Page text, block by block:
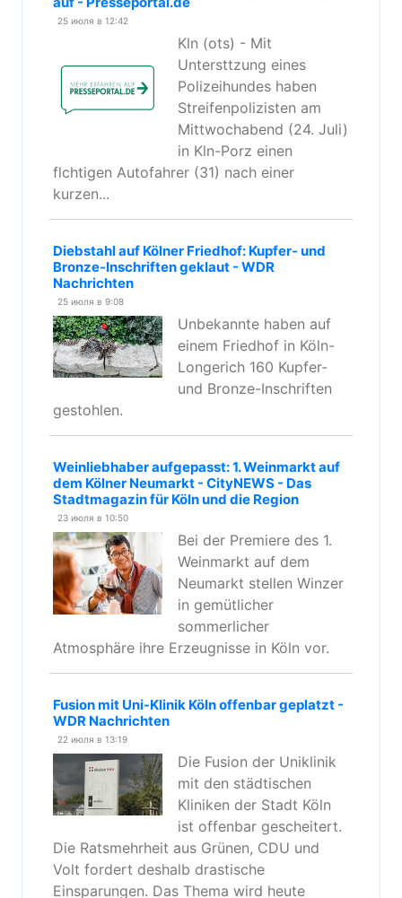
25 июля в 12:42
Kln (ots) - Mit
Untersttzung eines
Polizeihundes haben
Streifenpolizisten am
Mittwochabend (24. Juli)
in Kln-Porz einen
flchtigen Autofahrer (31) nach einer
kurzen...
Diebstahl auf Kölner Friedhof: Kupfer- und
Bronze-Inschriften geklaut - WDR
Nachrichten
25 июля в 9:08
Unbekannte haben auf
einem Friedhof in Köln-
Longerich 160 Kupfer-
und Bronze-Inschriften
gestohlen.
Weinliebhaber aufgepasst: 1. Weinmarkt auf
dem Kölner Neumarkt - CityNEWS - Das
Stadtmagazin für Köln und die Region
23 июля в 10:50
Bei der Premiere des 1.
Weinmarkt auf dem
Neumarkt stellen Winzer
in gemütlicher
sommerlicher
Atmosphäre ihre Erzeugnisse in Köln vor.
Fusion mit Uni-Klinik Köln offenbar geplatzt -
WDR Nachrichten
22 июля в 13:19
Die Fusion der Uniklinik
mit den städtischen
Kliniken der Stadt Köln
ist offenbar gescheitert.
Die Ratsmehrheit aus Grünen, CDU und
Volt fordert deshalb drastische
Einsparungen. Das Thema wird heute